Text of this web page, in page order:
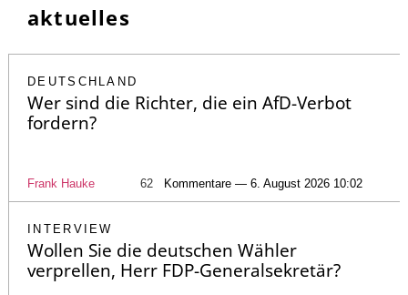
aktuelles
DEUTSCHLAND
Wer sind die Richter, die ein AfD-Verbot
fordern?
Frank Hauke 62 Kommentare — 6. August 2026 10:02
INTERVIEW
Wollen Sie die deutschen Wähler
verprellen, Herr FDP-Generalsekretär?